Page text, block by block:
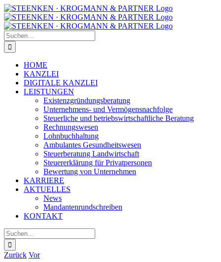
Zum
Inhalt
springen
Facebook
Instagram
Suche
nach:
HOME
KANZLEI
DIGITALE KANZLEI
LEISTUNGEN
Existenzgründungsberatung
Unternehmens- und Vermögensnachfolge
Steuerliche und betriebswirtschaftliche Beratung
Rechnungswesen
Lohnbuchhaltung
Ambulantes Gesundheitswesen
Steuerberatung Landwirtschaft
Steuererklärung für Privatpersonen
Bewertung von Unternehmen
KARRIERE
AKTUELLES
News
Mandantenrundschreiben
KONTAKT
Suche
nach:
Zurück Vor